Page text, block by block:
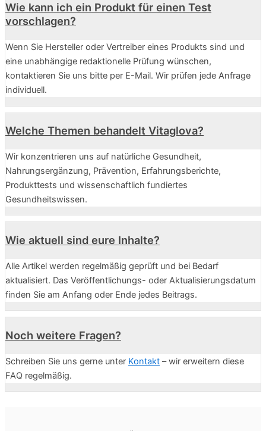
Wie kann ich ein Produkt für einen Test
vorschlagen?
Wenn Sie Hersteller oder Vertreiber eines Produkts sind und
eine unabhängige redaktionelle Prüfung wünschen,
kontaktieren Sie uns bitte per E-Mail. Wir prüfen jede Anfrage
individuell.
Welche Themen behandelt Vitaglova?
Wir konzentrieren uns auf natürliche Gesundheit,
Nahrungsergänzung, Prävention, Erfahrungsberichte,
Produkttests und wissenschaftlich fundiertes
Gesundheitswissen.
Wie aktuell sind eure Inhalte?
Alle Artikel werden regelmäßig geprüft und bei Bedarf
aktualisiert. Das Veröffentlichungs- oder Aktualisierungsdatum
finden Sie am Anfang oder Ende jedes Beitrags.
Noch weitere Fragen?
Schreiben Sie uns gerne unter Kontakt – wir erweitern diese
FAQ regelmäßig.